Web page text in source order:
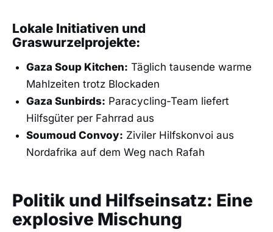
Lokale Initiativen und
Graswurzelprojekte:
Gaza Soup Kitchen: Täglich tausende warme
Mahlzeiten trotz Blockaden
Gaza Sunbirds: Paracycling-Team liefert
Hilfsgüter per Fahrrad aus
Soumoud Convoy: Ziviler Hilfskonvoi aus
Nordafrika auf dem Weg nach Rafah
Politik und Hilfseinsatz: Eine
explosive Mischung